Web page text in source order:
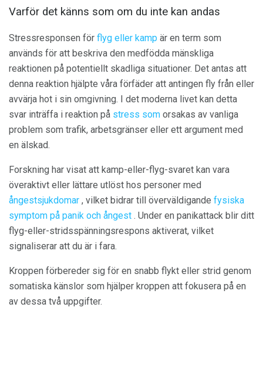
Varför det känns som om du inte kan andas
Stressresponsen för flyg eller kamp är en term som
används för att beskriva den medfödda mänskliga
reaktionen på potentiellt skadliga situationer. Det antas att
denna reaktion hjälpte våra förfäder att antingen fly från eller
avvärja hot i sin omgivning. I det moderna livet kan detta
svar inträffa i reaktion på stress som orsakas av vanliga
problem som trafik, arbetsgränser eller ett argument med
en älskad.
Forskning har visat att kamp-eller-flyg-svaret kan vara
överaktivt eller lättare utlöst hos personer med
ångestsjukdomar , vilket bidrar till överväldigande fysiska
symptom på panik och ångest . Under en panikattack blir ditt
flyg-eller-stridsspänningsrespons aktiverat, vilket
signaliserar att du är i fara.
Kroppen förbereder sig för en snabb flykt eller strid genom
somatiska känslor som hjälper kroppen att fokusera på en
av dessa två uppgifter.